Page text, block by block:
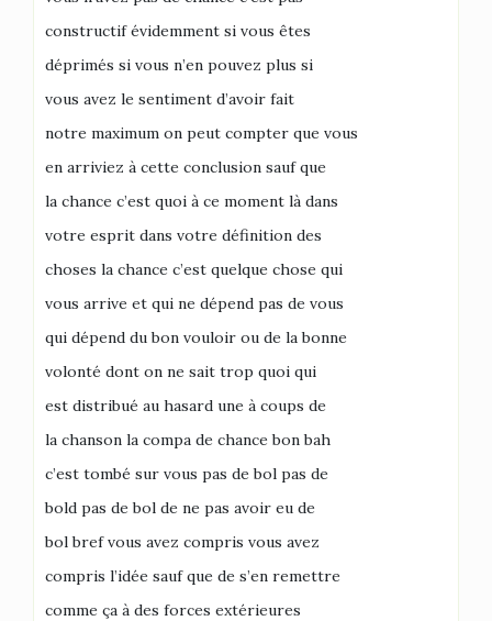
constructif évidemment si vous êtes
déprimés si vous n’en pouvez plus si
vous avez le sentiment d’avoir fait
notre maximum on peut compter que vous
en arriviez à cette conclusion sauf que
la chance c’est quoi à ce moment là dans
votre esprit dans votre définition des
choses la chance c’est quelque chose qui
vous arrive et qui ne dépend pas de vous
qui dépend du bon vouloir ou de la bonne
volonté dont on ne sait trop quoi qui
est distribué au hasard une à coups de
la chanson la compa de chance bon bah
c’est tombé sur vous pas de bol pas de
bold pas de bol de ne pas avoir eu de
bol bref vous avez compris vous avez
compris l’idée sauf que de s’en remettre
comme ça à des forces extérieures